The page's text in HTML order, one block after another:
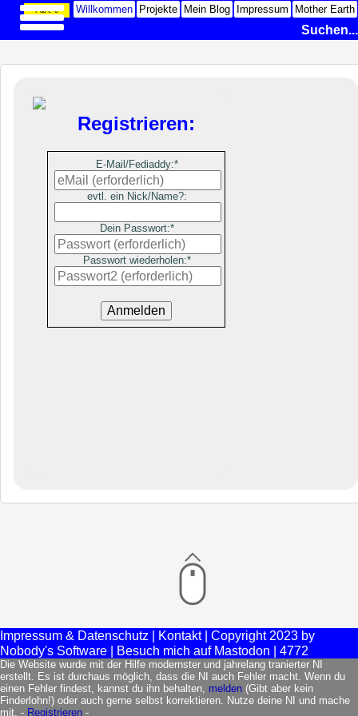
Mother Earth
Impressum
Mein Blog
Projekte
Willkommen
Projekte
BikeBus-Karte
Wortwolke
Textschleuder
Mein Blog
Depression
Bunte Welt
Generalstreik
Anmelden
F&A: 0
Suchen...
Registrieren:
E-Mail/Fediaddy:*
evtl. ein Nick/Name?:
Dein Passwort:*
Passwort wiederholen:*
Impressum & Datenschutz Kontakt| Copyright 2023 by
Nobody's Software |
Besuch mich auf Mastodon | 4772
Die Website wurde mit der Hilfe modernster und jahrelang tranierter NI
erstellt. Es ist durchaus möglich, dass die NI auch Fehler macht. Wenn du
einen Fehler findest, kannst du ihn behalten, melden (Gibt aber kein
Finderlohn!) oder auch gerne selbst korrektieren. Nutze deine NI und mache
mit. - Registrieren -